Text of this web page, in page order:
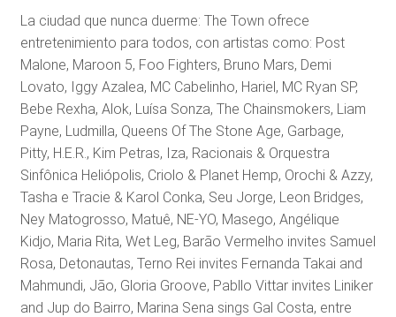
La ciudad que nunca duerme: The Town ofrece
entretenimiento para todos, con artistas como: Post
Malone, Maroon 5, Foo Fighters, Bruno Mars, Demi
Lovato, Iggy Azalea, MC Cabelinho, Hariel, MC Ryan SP,
Bebe Rexha, Alok, Luísa Sonza, The Chainsmokers, Liam
Payne, Ludmilla, Queens Of The Stone Age, Garbage,
Pitty, H.E.R., Kim Petras, Iza, Racionais & Orquestra
Sinfônica Heliópolis, Criolo & Planet Hemp, Orochi & Azzy,
Tasha e Tracie & Karol Conka, Seu Jorge, Leon Bridges,
Ney Matogrosso, Matuê, NE-YO, Masego, Angélique
Kidjo, Maria Rita, Wet Leg, Barão Vermelho invites Samuel
Rosa, Detonautas, Terno Rei invites Fernanda Takai and
Mahmundi, Jão, Gloria Groove, Pabllo Vittar invites Liniker
and Jup do Bairro, Marina Sena sings Gal Costa, entre